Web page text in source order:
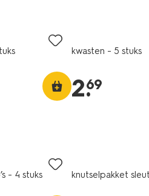
kwasten - 5 stuks
2.
69
- 4 stuks knutselpakket